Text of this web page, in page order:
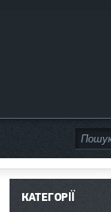
КАТЕГОРІЇ